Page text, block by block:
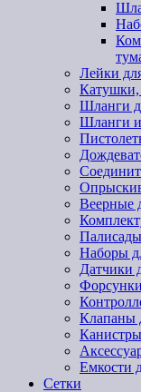
Лейки
Катушки,
Шланги
Шланги и
Веерные
Палисады
Наборы
Датчики
Форсунки
Клапаны
Канистры
Емкости
Сетки